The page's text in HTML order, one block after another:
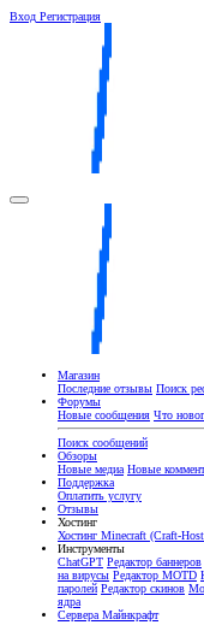
Вход Регистрация
Магазин
Последние отзывы Поиск
Форумы
Новые сообщения Что
Поиск сообщений
Обзоры
Новые медиа Новые
Поддержка
Оплатить услугу
Отзывы
Хостинг
Хостинг Minecraft (Craft-
Инструменты
ChatGPT Редактор баннеров
на вирусы Редактор MOTD
паролей Редактор скинов
ядра
Сервера Майнкрафт